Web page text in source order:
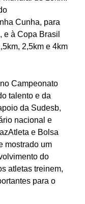
Cunha, para
e à Copa Brasil
2,5km e 4km
Campeonato
talento e da
da Sudesb,
nacional e
e Bolsa
mostrado um
do
atletas treinem,
para o